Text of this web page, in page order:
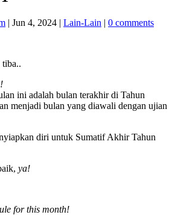
| Jun 4, 2024 | Lain-Lain | 0 comments
tiba..
ini adalah bulan terakhir di Tahun
menjadi bulan yang diawali dengan ujian
diri untuk Sumatif Akhir Tahun
ya!
for this month!